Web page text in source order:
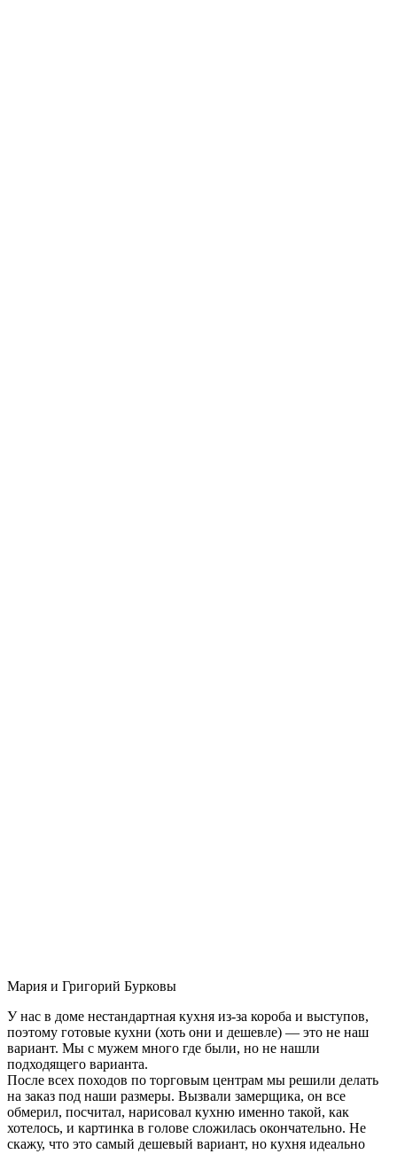
Мария и Григорий Бурковы
У нас в доме нестандартная кухня из-за короба и выступов,
поэтому готовые кухни (хоть они и дешевле) — это не наш
вариант. Мы с мужем много где были, но не нашли
подходящего варианта.
После всех походов по торговым центрам мы решили делать
на заказ под наши размеры. Вызвали замерщика, он все
обмерил, посчитал, нарисовал кухню именно такой, как
хотелось, и картинка в голове сложилась окончательно. Не
скажу, что это самый дешевый вариант, но кухня идеально